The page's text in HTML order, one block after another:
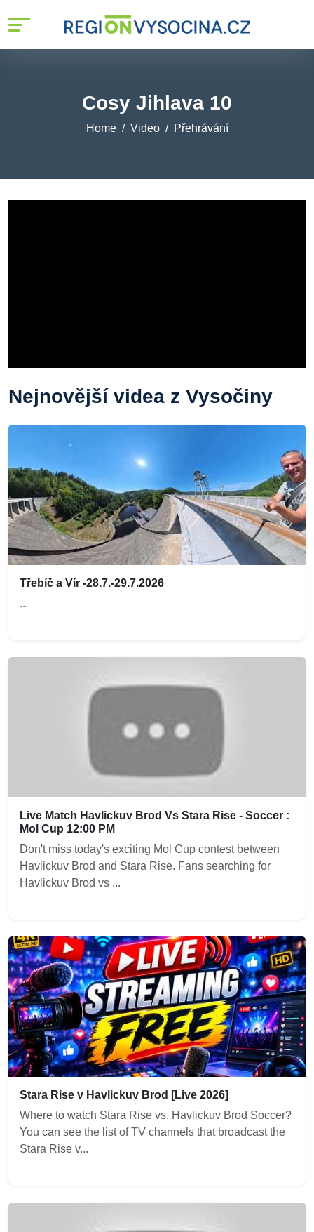
Cosy Jihlava 10
Home Video Přehrávání
Nejnovější videa z Vysočiny
Třebíč a Vír -28.7.-29.7.2026
...
Live Match Havlickuv Brod Vs Stara Rise - Soccer :
Mol Cup 12:00 PM
Don't miss today's exciting Mol Cup contest between
Havlickuv Brod and Stara Rise. Fans searching for
Havlickuv Brod vs ...
Stara Rise v Havlickuv Brod [Live 2026]
Where to watch Stara Rise vs. Havlickuv Brod Soccer?
You can see the list of TV channels that broadcast the
Stara Rise v...